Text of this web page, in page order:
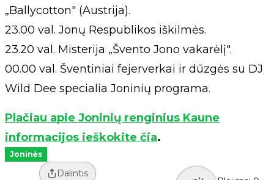
„Ballycotton" (Austrija).
23.00 val. Jonų Respublikos iškilmės.
23.20 val. Misterija „Švento Jono vakarėlį".
00.00 val. Šventiniai fejerverkai ir dūzgės su DJ
Wild Dee specialia Joninių programa.
Plačiau apie Joninių renginius Kaune
informacijos ieškokite čia.
Joninės
Dalintis